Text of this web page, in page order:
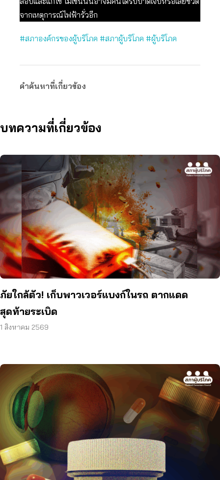
จากเหตุการณ์ไฟฟ้ารั่วอีก
#สภาองค์กรของผู้บริโภค #สภาผู้บริโภค #ผู้บริโภค
คำค้นหาที่เกี่ยวข้อง
บทความที่เกี่ยวข้อง
ภัยใกล้ตัว! เก็บพาวเวอร์แบงก์ในรถ ตากแดด
สุดท้ายระเบิด
1 สิงหาคม 2569